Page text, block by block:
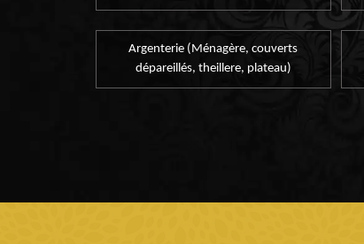
Argenterie (Ménagère, couverts
dépareillés, theillere, plateau)